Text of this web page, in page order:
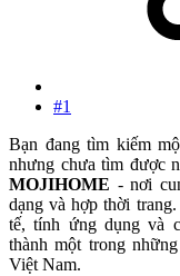
#1
Bạn đang tìm kiếm
nhưng chưa tìm được
MOJIHOME - nơi
dạng và hợp thời
tế, tính ứng dụng và
thành một trong
Việt Nam.